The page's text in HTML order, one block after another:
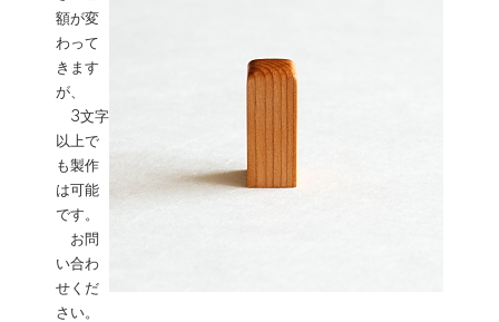
額が変
わって
きます
が、
3文字
以上で
も製作
は可能
です。
お問
い合わ
せくだ
さい。